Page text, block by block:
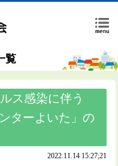
覧
ス感染に伴う
ターよいた」の
2022.11.14 15:27;21